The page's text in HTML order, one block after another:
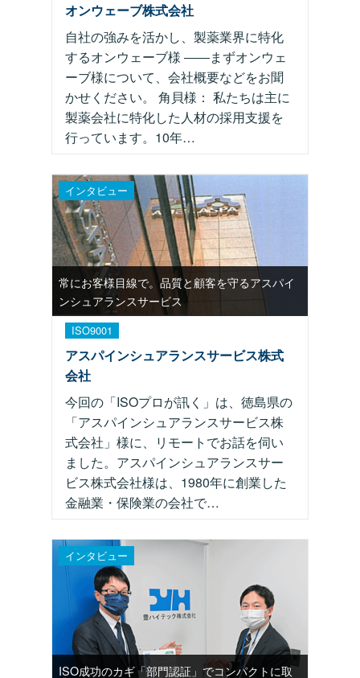
オンウェーブ株式会社
自社の強みを活かし、製薬業界に特化
するオンウェーブ様 ――まずオンウェ
ーブ様について、会社概要などをお聞
かせください。 角貝様： 私たちは主に
製薬会社に特化した人材の採用支援を
行っています。10年…
インタビュー
常にお客様目線で。品質と顧客を守るアスパイ
ンシュアランスサービス
ISO9001
アスパインシュアランスサービス株式
会社
今回の「ISOプロが訊く」は、徳島県の
「アスパインシュアランスサービス株
式会社」様に、リモートでお話を伺い
ました。アスパインシュアランスサー
ビス株式会社様は、1980年に創業した
金融業・保険業の会社で…
インタビュー
ISO成功のカギ「部門認証」でコンパクトに取